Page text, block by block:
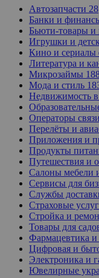
Автозапчасти 28
Банки и
Бьюти-товары
Игрушки и
Кино и сериалы
Литература и
Микрозаймы
Мода и стиль
Недвижимость в
Операторы
Перелёты и
Приложения и
Продукты
Путешествия и
Салоны мебели
Сервисы для
Службы
Страховые
Стройка и
Товары для
Фармацевтика
Цифровая и
Электроника и
Ювелирные